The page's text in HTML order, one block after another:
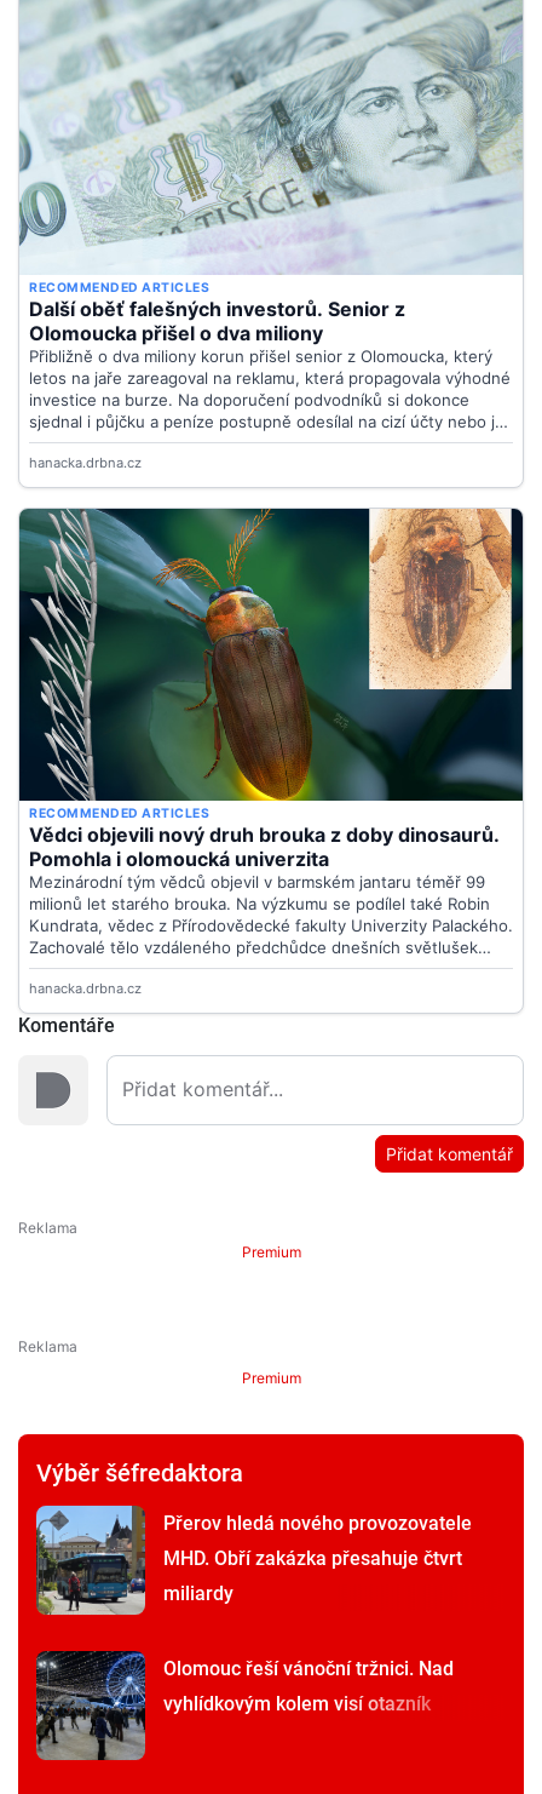
Komentáře
Přidat komentář
Premium
Premium
Výběr šéfredaktora
Přerov hledá nového provozovatele
MHD. Obří zakázka přesahuje čtvrt
miliardy
Olomouc řeší vánoční tržnici. Nad
vyhlídkovým kolem visí otazník